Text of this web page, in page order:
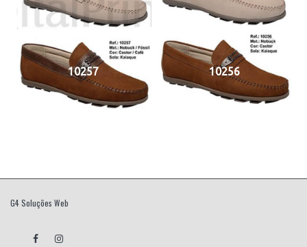
10257 10256
G4 Soluções Web